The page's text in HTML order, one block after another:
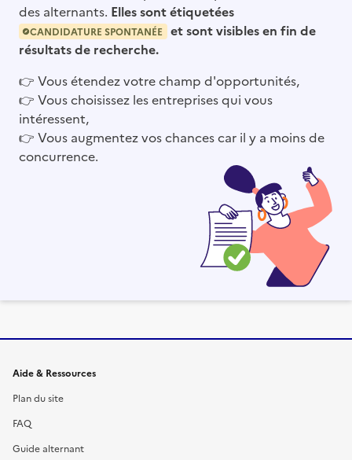
des alternants. Elles sont étiquetées
CANDIDATURE SPONTANÉE
et sont visibles en fin de
résultats de recherche.
👉 Vous étendez votre champ d'opportunités,
👉 Vous choisissez les entreprises qui vous
intéressent,
👉 Vous augmentez vos chances car il y a moins de
concurrence.
Informations et liens du site
Aide & Ressources
Plan du site
FAQ
Guide alternant